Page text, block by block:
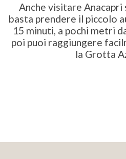
Anche visitare Anacapri
basta prendere il piccolo
15 minuti, a pochi metri
poi puoi raggiungere
la Grotta